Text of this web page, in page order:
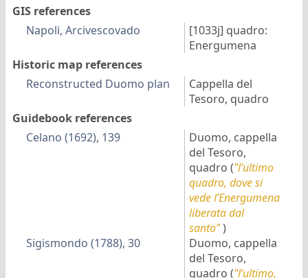
GIS references
Napoli, Arcivescovado
[1033j] quadro:
Energumena
Historic map references
Reconstructed Duomo plan
Cappella del
Tesoro, quadro
Guidebook references
Celano (1692), 139
Duomo, cappella
del Tesoro,
quadro ("l’ultimo
quadro, dove si
vede l’Energumena
liberata dal
santo")
Sigismondo (1788), 30
Duomo, cappella
del Tesoro,
quadro ("l’ultimo,